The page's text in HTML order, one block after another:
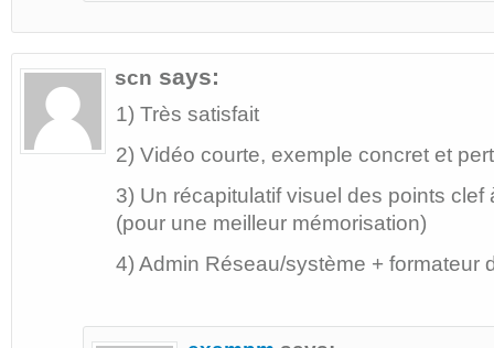
scn says:
1) Très satisfait
2) Vidéo courte, exemple concret et
3) Un récapitulatif visuel des points clef
(pour une meilleur mémorisation)
4) Admin Réseau/système + formateur